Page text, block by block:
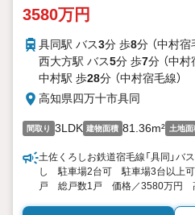
3580万円
具同駅 バス3分 歩8分 （中村宿
西大方駅 バス5分 歩7分 （中村
中村駅 歩28分 （中村宿毛線）
高知県四万十市具同
間取り 3LDK 建物面積 81.36m² 土地面
土佐くろしお鉄道宿毛線「具同」バ
し 駐車場2台可 駐車場3台以
戸 総戸数1戸 価格／3580万円